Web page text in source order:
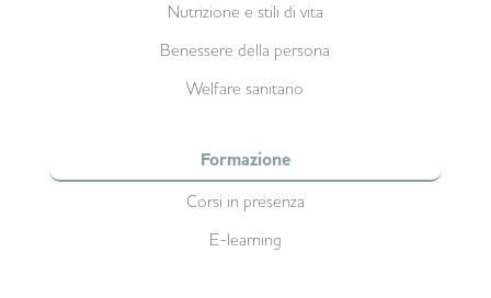
Nutrizione e stili di vita
Benessere della persona
Welfare sanitario
Formazione
Corsi in presenza
E-learning